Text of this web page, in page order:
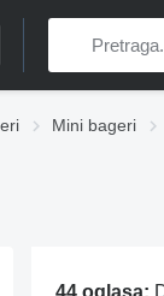
Mini bageri
44 oglasa: